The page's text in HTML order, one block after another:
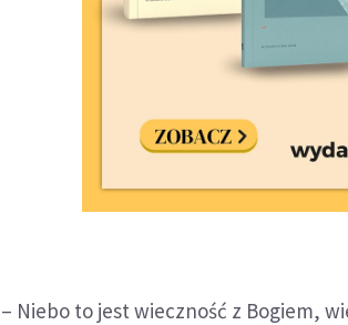
– Niebo to jest wieczność z Bogiem,